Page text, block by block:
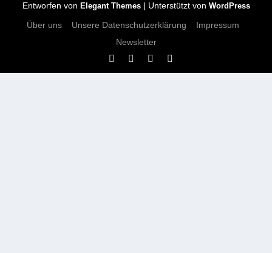
Entworfen von Elegant Themes| Unterstützt von WordPress
Über uns Unsere Datenschutzerklärung
Impressum
Newsletter